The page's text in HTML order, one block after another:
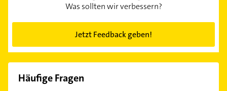
Was sollten wir verbessern?
Jetzt Feedback geben!
Häufige Fragen